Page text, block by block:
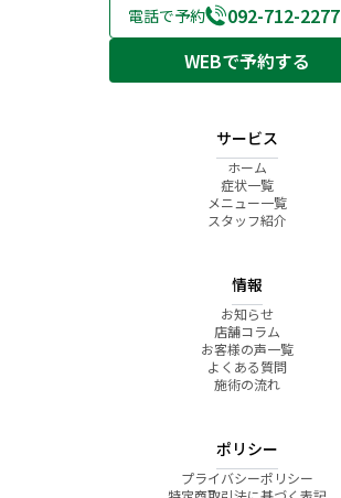
電話で予約
092-712-2277
WEBで予約する
サービス
ホーム
症状一覧
メニュー一覧
スタッフ紹介
情報
お知らせ
店舗コラム
お客様の声一覧
よくある質問
施術の流れ
ポリシー
プライバシーポリシー